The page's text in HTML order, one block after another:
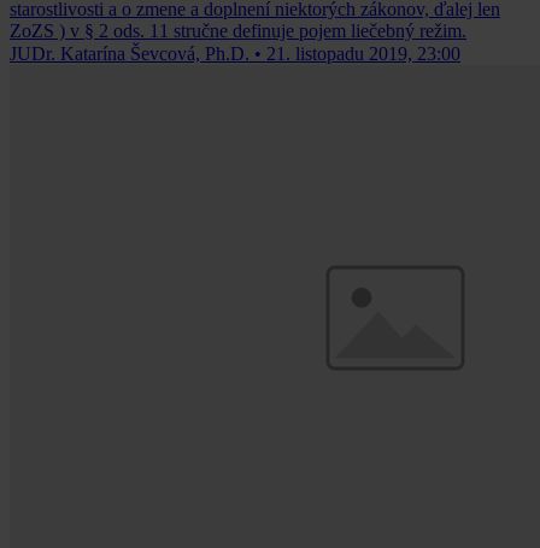
starostlivosti a o zmene a doplnení niektorých zákonov, ďalej len
ZoZS ) v § 2 ods. 11 stručne definuje pojem liečebný režim.
JUDr. Katarína Ševcová, Ph.D. • 21. listopadu 2019, 23:00